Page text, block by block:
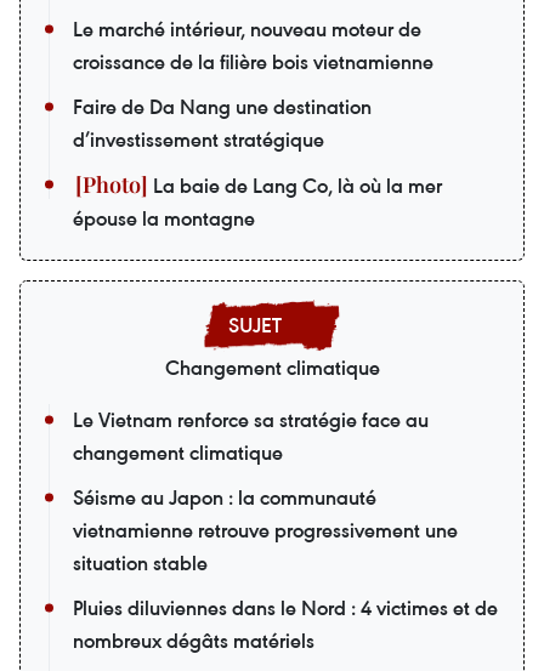
Le marché intérieur, nouveau moteur de
croissance de la filière bois vietnamienne
Faire de Da Nang une destination
d’investissement stratégique
La baie de Lang Co, là où la mer
épouse la montagne
Changement climatique
Le Vietnam renforce sa stratégie face au
changement climatique
Séisme au Japon : la communauté
vietnamienne retrouve progressivement une
situation stable
Pluies diluviennes dans le Nord : 4 victimes et de
nombreux dégâts matériels